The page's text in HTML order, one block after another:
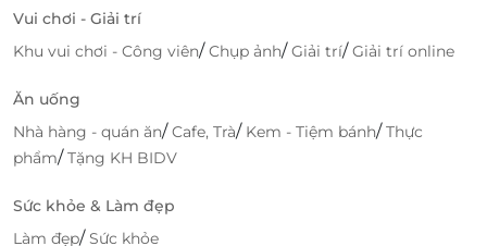
Vui chơi - Giải trí
Khu vui chơi - Công viên/Chụp ảnh/Giải trí/Giải trí online
Ăn uống
Nhà hàng - quán ăn/Cafe, Trà/ Kem - Tiệm bánh/Thực
phẩm/Tặng KH BIDV
Sức khỏe & Làm đẹp
Làm đẹp/Sức khỏe